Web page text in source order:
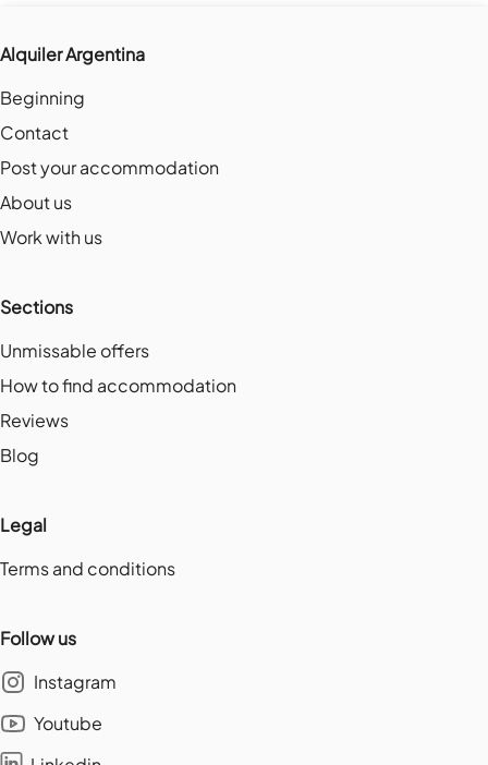
Alquiler Argentina
Beginning
Contact
Post your accommodation
About us
Work with us
Sections
Unmissable offers
How to find accommodation
Reviews
Blog
Legal
Terms and conditions
Follow us
Instagram
Youtube